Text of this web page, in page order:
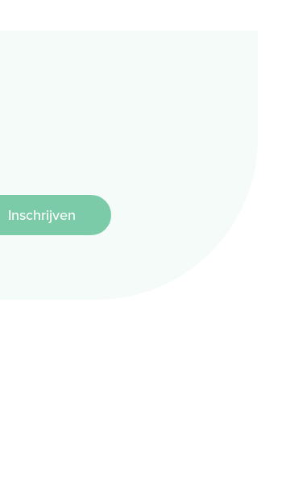
Inschrijven